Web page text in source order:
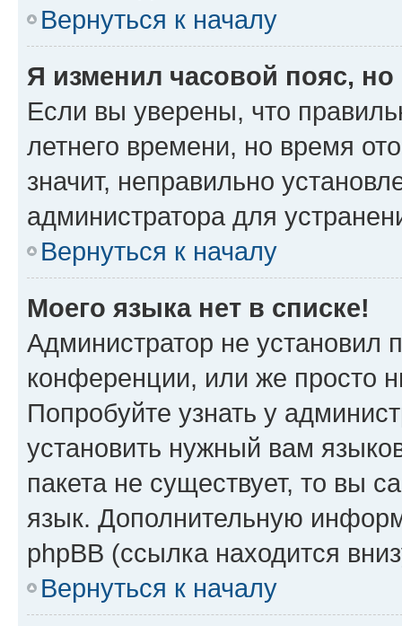
Вернуться к началу
Я изменил часовой пояс,
Если вы уверены, что
летнего времени, но время
значит, неправильно
администратора для
Вернуться к началу
Моего языка нет в списке!
Администратор не установил
конференции, или же просто
Попробуйте узнать у
установить нужный вам
пакета не существует, то вы
язык. Дополнительную
phpBB (ссылка находится
Вернуться к началу